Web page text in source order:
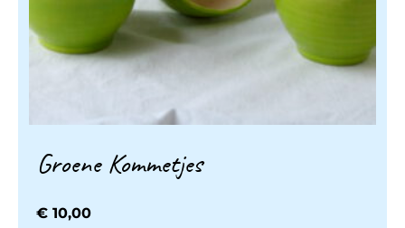
Groene Kommetjes
€ 10,00